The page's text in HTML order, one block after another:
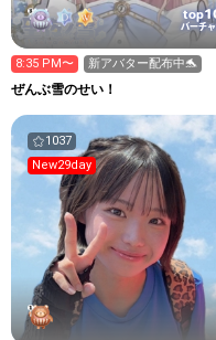
top
バーチ
8:35 PM〜 新アバター配布中🐬
ぜんぶ雪のせい！
1037
New29day